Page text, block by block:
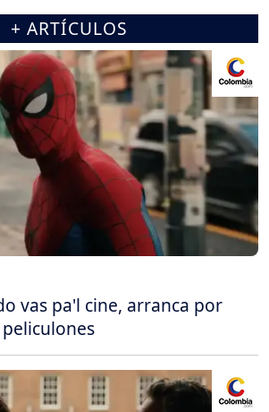
+ ARTÍCULOS
vas pa'l cine, arranca por